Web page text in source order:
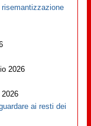
2026
ai resti dei